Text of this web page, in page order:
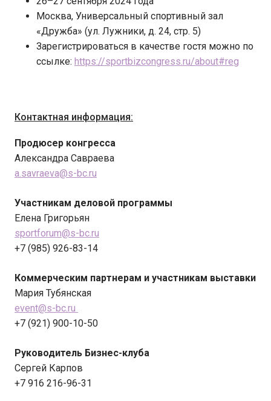
Москва, Универсальный спортивный зал
«Дружба» (ул. Лужники, д. 24, стр. 5)
Зарегистрироваться в качестве гостя можно по
ссылке: https://sportbizcongress.ru/about#reg
Контактная информация:
Продюсер конгресса
Александра Савраева
a.savraeva@s-bc.ru
Участникам деловой программы
Елена Григорьян
sportforum@s-bc.ru
+7 (985) 926-83-14
Коммерческим партнерам и участникам выставки
Мария Тубянская
event@s-bc.ru
+7 (921) 900-10-50
Руководитель Бизнес-клуба
Сергей Карпов
+7 916 216-96-31